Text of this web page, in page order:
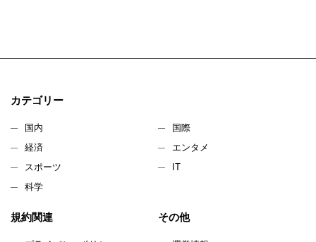
カテゴリー
国内
国際
経済
エンタメ
スポーツ
IT
科学
規約関連 その他